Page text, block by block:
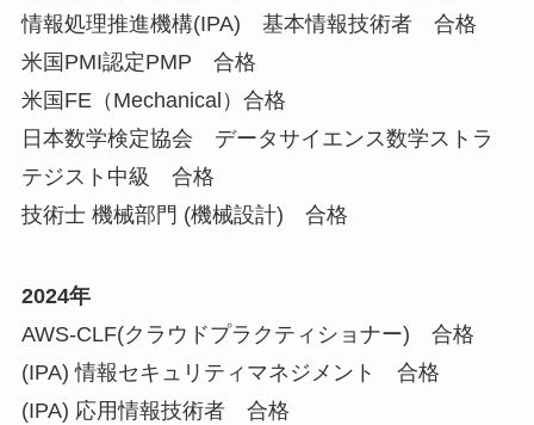
情報処理推進機構(IPA) 基本情報技術者 合格
米国PMI認定PMP 合格
米国FE（Mechanical）合格
日本数学検定協会 データサイエンス数学ストラ
テジスト中級 合格
技術士 機械部門 (機械設計) 合格
2024年
AWS-CLF(クラウドプラクティショナー) 合格
(IPA) 情報セキュリティマネジメント 合格
(IPA) 応用情報技術者 合格